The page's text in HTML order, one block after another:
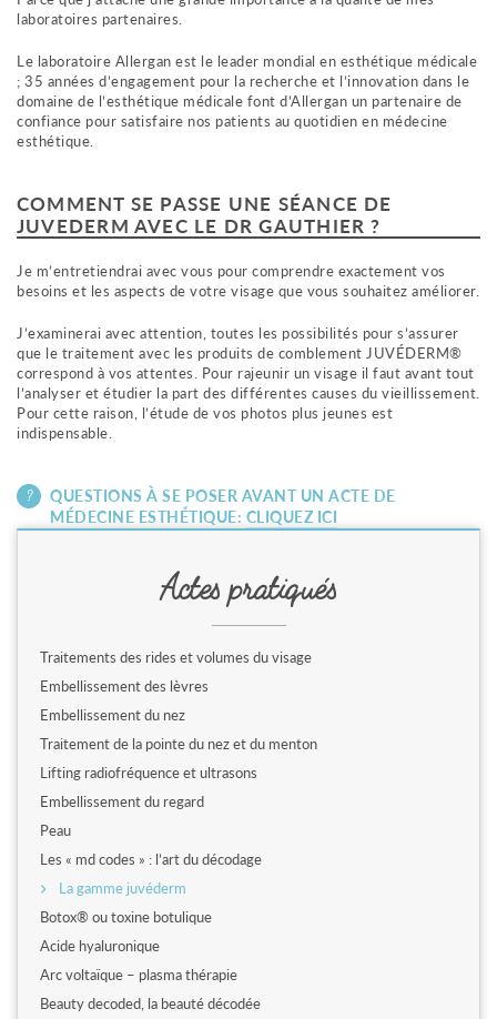
Actes pratiqués
Traitements des rides et volumes du visage
Embellissement des lèvres
Embellissement du nez
Traitement de la pointe du nez et du menton
Lifting radiofréquence et ultrasons
Embellissement du regard
Peau
Les « md codes » : l’art du décodage
La gamme juvéderm
Botox® ou toxine botulique
Acide hyaluronique
Arc voltaïque – plasma thérapie
Beauty decoded, la beauté décodée
laboratoires partenaires.
Le laboratoire Allergan est le leader mondial en esthétique médicale
; 35 années d’engagement pour la recherche et l’innovation dans le
domaine de l’esthétique médicale font d’Allergan un partenaire de
confiance pour satisfaire nos patients au quotidien en médecine
esthétique.
COMMENT SE PASSE UNE SÉANCE DE
JUVEDERM AVEC LE DR GAUTHIER ?
Je m’entretiendrai avec vous pour comprendre exactement vos
besoins et les aspects de votre visage que vous souhaitez améliorer.
J’examinerai avec attention, toutes les possibilités pour s’assurer
que le traitement avec les produits de comblement JUVÉDERM®
correspond à vos attentes. Pour rajeunir un visage il faut avant tout
l’analyser et étudier la part des différentes causes du vieillissement.
Pour cette raison, l’étude de vos photos plus jeunes est
indispensable.
QUESTIONS À SE POSER AVANT UN ACTE DE
MÉDECINE ESTHÉTIQUE: CLIQUEZ ICI